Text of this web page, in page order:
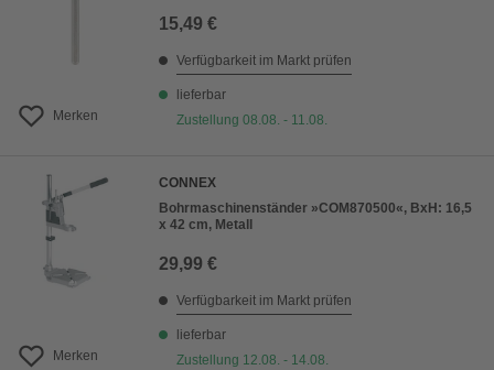
Merken
15,49 €
Verfügbarkeit im Markt prüfen
lieferbar
Zustellung 08.08. - 11.08.
Merken
CONNEX
Bohrmaschinenständer »COM870500«, BxH: 16,5
x 42 cm, Metall
29,99 €
Verfügbarkeit im Markt prüfen
lieferbar
Zustellung 12.08. - 14.08.